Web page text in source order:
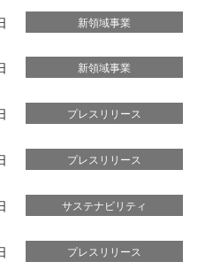
新領域事業
新領域事業
プレスリリース
プレスリリース
サステナビリティ
プレスリリース